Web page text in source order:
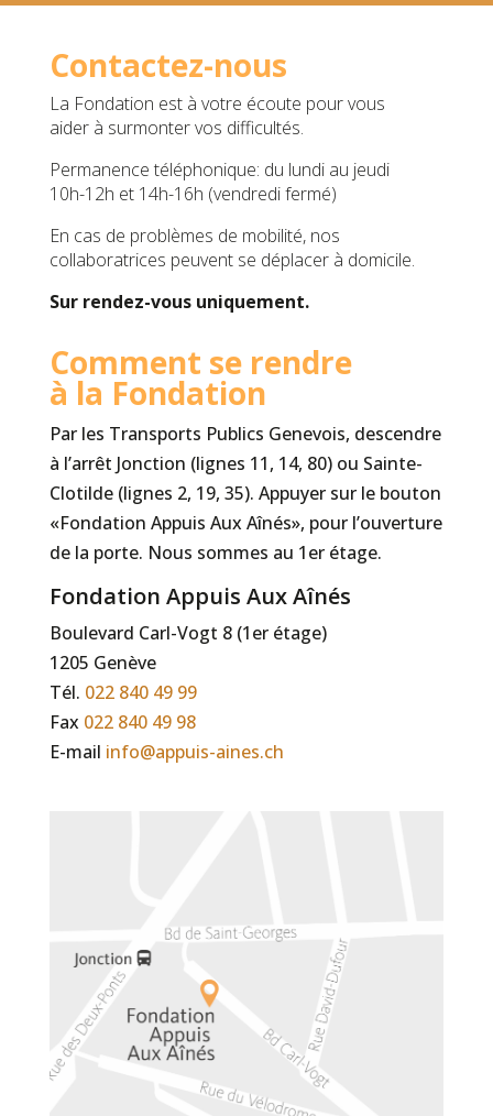
Contactez-nous
La Fondation est à votre écoute pour vous
aider à surmonter vos difficultés.
Permanence téléphonique: du lundi au jeudi
10h-12h et 14h-16h (vendredi fermé)
En cas de problèmes de mobilité, nos
collaboratrices peuvent se déplacer à domicile.
Sur rendez-vous uniquement.
Comment se rendre
à la Fondation
Par les Transports Publics Genevois, descendre
à l’arrêt Jonction (lignes 11, 14, 80) ou Sainte-
Clotilde (lignes 2, 19, 35). Appuyer sur le bouton
«Fondation Appuis Aux Aînés», pour l’ouverture
de la porte. Nous sommes au 1er étage.
Fondation Appuis Aux Aînés
Boulevard Carl-Vogt 8 (1er étage)
1205 Genève
Tél. 022 840 49 99
Fax 022 840 49 98
E-mail info@appuis-aines.ch